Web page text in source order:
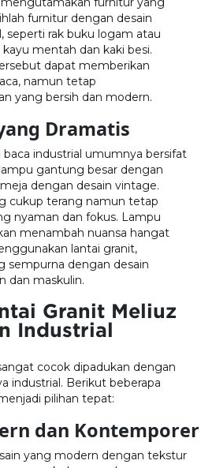
furnitur dengan desain
seperti rak buku logam atau
mentah dan kaki besi.
dapat memberikan
namun tetap
yang bersih dan modern.
Dramatis
baca industrial umumnya bersifat
gantung besar dengan
dengan desain vintage.
cukup terang namun tetap
nyaman dan fokus. Lampu
menambah nuansa hangat
lantai granit,
sempurna dengan desain
dan maskulin.
Granit Meliuz
Industrial
cocok dipadukan dengan
industrial. Berikut beberapa
pilihan tepat:
dan Kontemporer
yang modern dengan tekstur